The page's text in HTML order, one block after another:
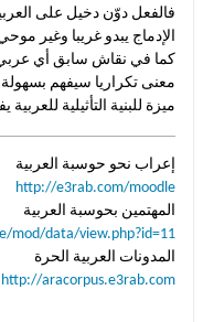
فالفعل دوّن دخيل على
الإدماج يبدو غريبا وغير
كما في نقاش سابق أي
معنى تكراريا سيفهم
ميزة للبنية التأثيلية للعربية
إعراب نحو حوسبة العربية
http://e3rab.com/moodle
المهتمين بحوسبة العربية
mod/data/view.php?id=11
المدونات العربية الحرة
http://aracorpus.e3rab.com